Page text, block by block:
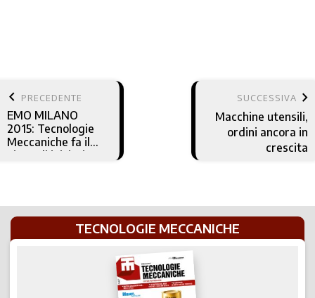
keyboard_arrow_left PRECEDENTE
EMO MILANO
2015: Tecnologie
Meccaniche fa il
pieno di iniziative
SUCCESSIVA keyboard_arrow_right
Macchine utensili,
ordini ancora in
crescita
TECNOLOGIE MECCANICHE